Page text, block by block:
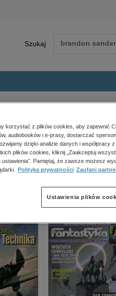
Szukaj
polityka, społeczno-
psychologiczne
inne
popularno-naukowe
historia
zdrowie
religie
Wyspy Wisielców” nie jest dostępny.
korzystać z plików cookies, aby zapewnić
audiobooków i e-prasy, dostarczać
dzięki analizie danych i
plików cookies, kliknij „Zaakceptuj
ustawienia”. Pamiętaj, że zawsze możesz
Polityka prywatności Zaufani
Ustawienia plików